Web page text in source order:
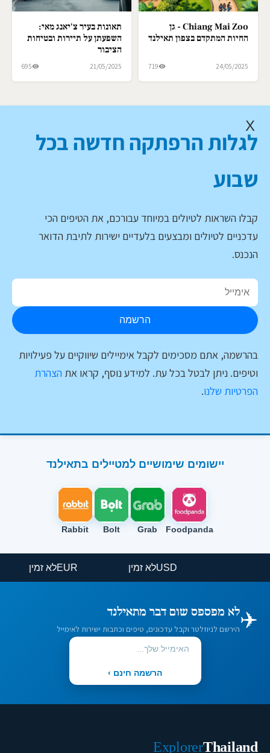
Chiang Mai Zoo - גן
החיות המתקדם בצפון תאילנד
24/05/2025
719
תאונות בעיר צ'יאנג מאי:
השפעתן על תיירות ובטיחות
הציבור
21/05/2025
695
X
לגלות הרפתקה חדשה בכל
שבוע
קבלו השראות לטיולים במיוחד עבורכם, את הטיפים הכי
עדכניים לטיולים ומבצעים בלעדיים ישירות לתיבת הדואר
הנכנס.
הרשמה
בהרשמה, אתם מסכימים לקבל אימיילים שיווקיים על פעילויות
וטיפים. ניתן לבטל בכל עת. למידע נוסף, קראו את הצהרת
הפרטיות שלנו.
יישומים שימושיים למטיילים בתאילנד
Foodpanda
Grab
Bolt
Rabbit
USDלא זמין EURלא זמין
✈️לא מפספס שום דבר מתאילנד
הירשם לניוזלטר וקבל עדכונים, טיפים וכתבות ישירות לאימייל
הרשמה חינם ›
Thailand
Explorer